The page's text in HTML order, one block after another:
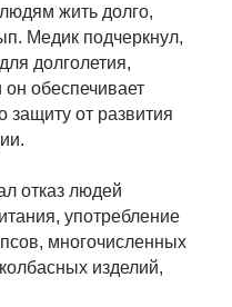
жить долго,
Медик подчеркнул,
долголетия,
обеспечивает
защиту от развития
отказ людей
употребление
многочисленных
изделий,